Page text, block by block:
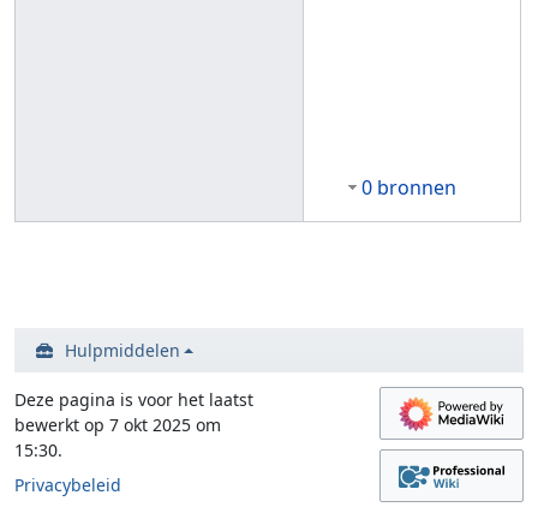
0 bronnen
Hulpmiddelen
Deze pagina is voor het laatst
bewerkt op 7 okt 2025 om
15:30.
Privacybeleid